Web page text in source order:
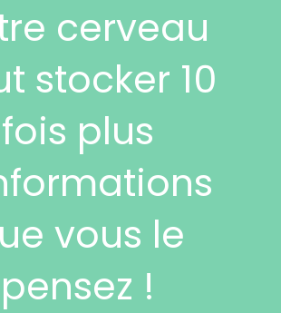
cerveau
stocker 10
fois plus
vous le
pensez !